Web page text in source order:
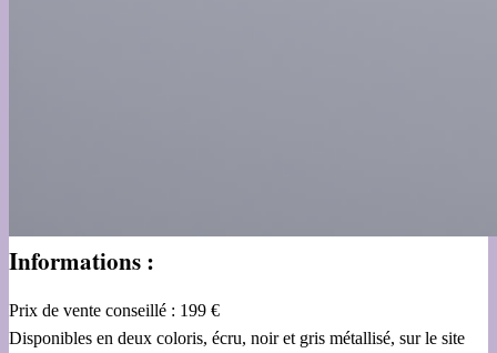
Informations :
Prix de vente conseillé : 199 €
Disponibles en deux coloris, écru, noir et gris métallisé, sur le site